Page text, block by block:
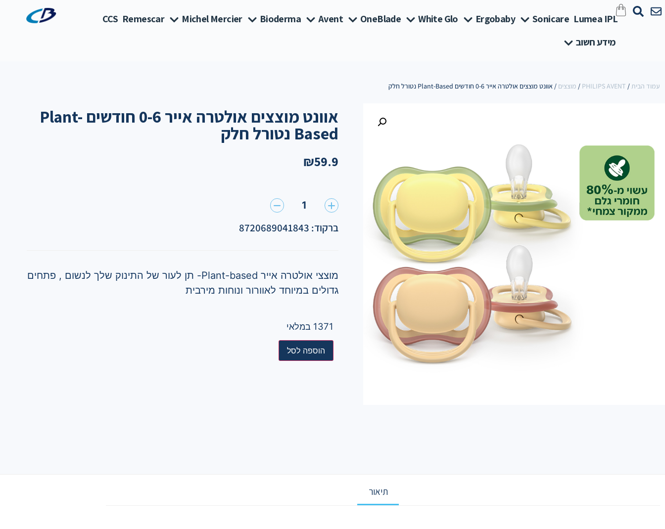
Lumea IPL
Sonicare
Ergobaby
White Glo
OneBlade
Avent
Bioderma
Michel Mercier
Remescar
CCS
מידע חשוב
עמוד הבית/
PHILIPS AVENT
/ מוצצים / אוונט מוצצים אולטרה אייר 0-6 חודשים Plant-Based נטורל חלק
אוונט מוצצים אולטרה אייר 0-6 חודשים Plant-
Based נטורל חלק
₪59.9
1
ברקוד: 8720689041843
מוצצי אולטרה אייר Plant-based- תן לעור של התינוק שלך לנשום , פתחים
גדולים במיוחד לאוורור ונוחות מירבית
1371 במלאי
הוספה לסל
תיאור